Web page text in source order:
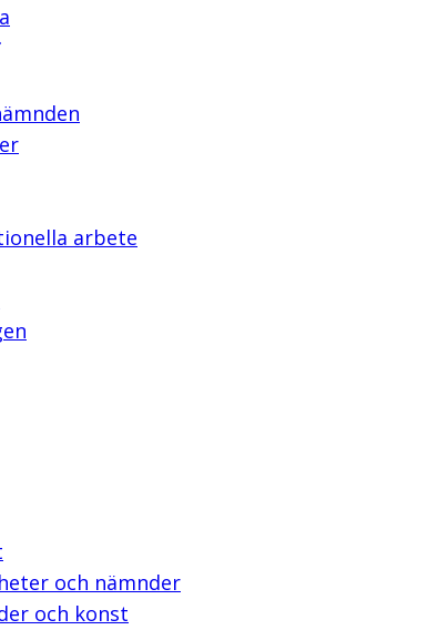
arbete
och nämnder
och konst